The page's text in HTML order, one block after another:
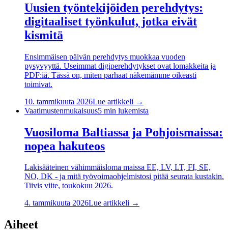
Uusien työntekijöiden perehdytys:
digitaaliset työnkulut, jotka eivät
kismitä
Ensimmäisen päivän perehdytys muokkaa vuoden
pysyvyyttä. Useimmat digiperehdytykset ovat lomakkeita ja
PDF:iä. Tässä on, miten parhaat näkemämme oikeasti
toimivat.
10. tammikuuta 2026Lue artikkeli →
Vaatimustenmukaisuus5 min lukemista
Vuosiloma Baltiassa ja Pohjoismaissa:
nopea hakuteos
Lakisääteinen vähimmäisloma maissa EE, LV, LT, FI, SE,
NO, DK - ja mitä työvoimaohjelmistosi pitää seurata kustakin.
Tiivis viite, toukokuu 2026.
4. tammikuuta 2026Lue artikkeli →
Aiheet